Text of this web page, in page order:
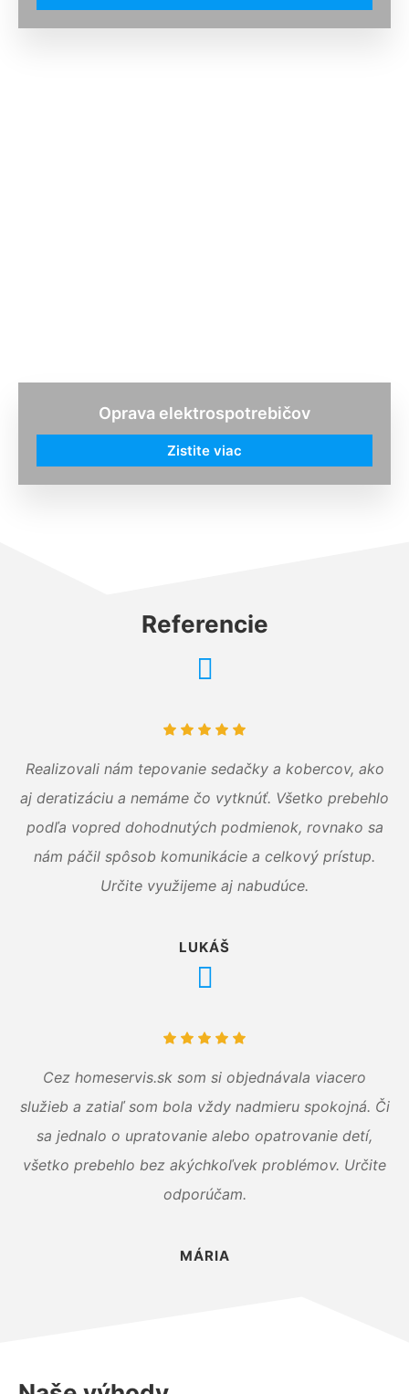
Oprava elektrospotrebičov
Zistite viac
Referencie
Realizovali nám tepovanie sedačky a kobercov, ako
aj deratizáciu a nemáme čo vytknúť. Všetko prebehlo
podľa vopred dohodnutých podmienok, rovnako sa
nám páčil spôsob komunikácie a celkový prístup.
Určite využijeme aj nabudúce.
LUKÁŠ
Cez homeservis.sk som si objednávala viacero
služieb a zatiaľ som bola vždy nadmieru spokojná. Či
sa jednalo o upratovanie alebo opatrovanie detí,
všetko prebehlo bez akýchkoľvek problémov. Určite
odporúčam.
MÁRIA